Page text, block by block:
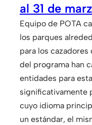
al 31 de
Equipo de POTA
los parques
para los
del programa han
entidades para
significativamente
cuyo idioma
un estándar, el